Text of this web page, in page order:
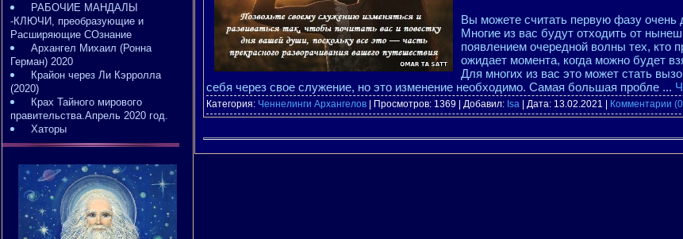
РАБОЧИЕ МАНДАЛЫ
-КЛЮЧИ, преобразующие и
Расширяющие СОзнание
Архангел Михаил (Ронна
Герман) 2020
Крайон через Ли Кэрролла
(2020)
Крах Тайного мирового
правительства.Апрель 2020 год.
Хаторы
Вы можете считать первую фазу очень
Многие из вас будут отходить от
появлением очередной волны тех, кто
ожидает момента, когда можно будет
Для многих из вас это может стать
себя через свое служение, но это изменение необходимо. Самая большая пробле ...
Категория: Ченнелинги Архангелов | Просмотров: 1369 | Добавил: Isa | Дата: 13.02.2021 Комментарии